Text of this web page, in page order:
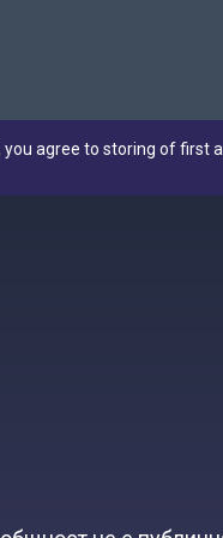
agree to storing of